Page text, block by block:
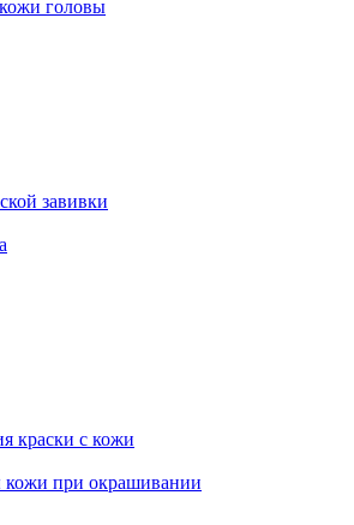
головы
завивки
краски с кожи
кожи при окрашивании